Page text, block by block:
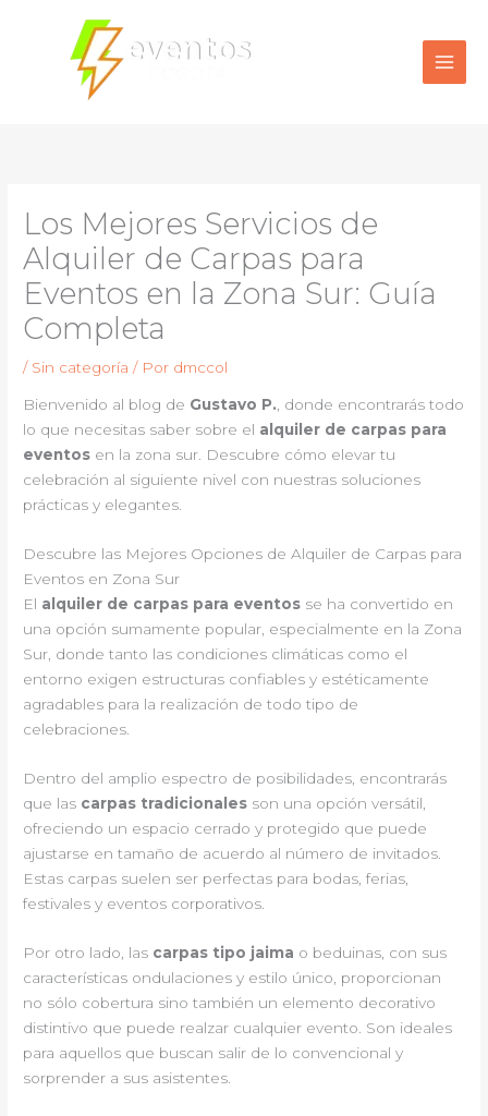
contenido
Los Mejores Servicios de
Alquiler de Carpas para
Eventos en la Zona Sur: Guía
Completa
/ Sin categoría / Por dmccol
Bienvenido al blog de Gustavo P., donde encontrarás todo
lo que necesitas saber sobre el alquiler de carpas para
eventos en la zona sur. Descubre cómo elevar tu
celebración al siguiente nivel con nuestras soluciones
prácticas y elegantes.
Descubre las Mejores Opciones de Alquiler de Carpas para
Eventos en Zona Sur
El alquiler de carpas para eventos se ha convertido en
una opción sumamente popular, especialmente en la Zona
Sur, donde tanto las condiciones climáticas como el
entorno exigen estructuras confiables y estéticamente
agradables para la realización de todo tipo de
celebraciones.
Dentro del amplio espectro de posibilidades, encontrarás
que las carpas tradicionales son una opción versátil,
ofreciendo un espacio cerrado y protegido que puede
ajustarse en tamaño de acuerdo al número de invitados.
Estas carpas suelen ser perfectas para bodas, ferias,
festivales y eventos corporativos.
Por otro lado, las carpas tipo jaima o beduinas, con sus
características ondulaciones y estilo único, proporcionan
no sólo cobertura sino también un elemento decorativo
distintivo que puede realzar cualquier evento. Son ideales
para aquellos que buscan salir de lo convencional y
sorprender a sus asistentes.